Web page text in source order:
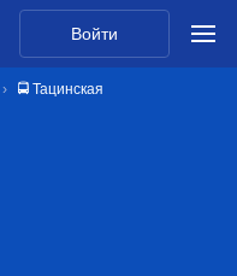
Войти
🚍 Тацинская